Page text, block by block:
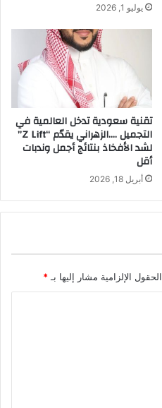
يوليو 1, 2026
تقنية سعودية تدخل العالمية في
التجميل ….الزهراني يقدّم “Z Lift”
لشد الأفخاذ بنتائج أجمل وندبات
أقل
أبريل 18, 2026
الحقول الإلزامية مشار إليها بـ*